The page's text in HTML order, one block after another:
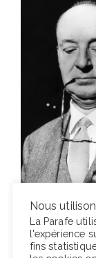
par un « toi
ainsi la
Nous
La Parafe
l'expérience
fins